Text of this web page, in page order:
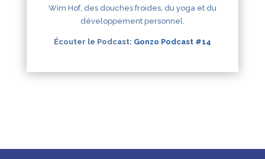
Wim Hof, des douches froides, du yoga et du
développement personnel.
Écouter le Podcast: Gonzo Podcast #14